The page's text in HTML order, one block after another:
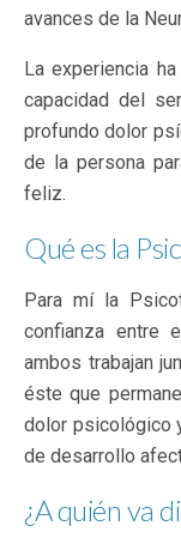
avances de la
La experiencia
capacidad del
profundo dolor
de la persona
feliz.
Qué es la
Para mí la
confianza entre
ambos trabajan
éste que
dolor psicológico
de desarrollo
¿A quién va